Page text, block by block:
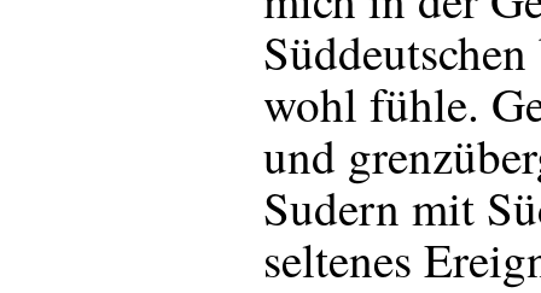
wohl fühle.
und
Sudern mit
seltenes